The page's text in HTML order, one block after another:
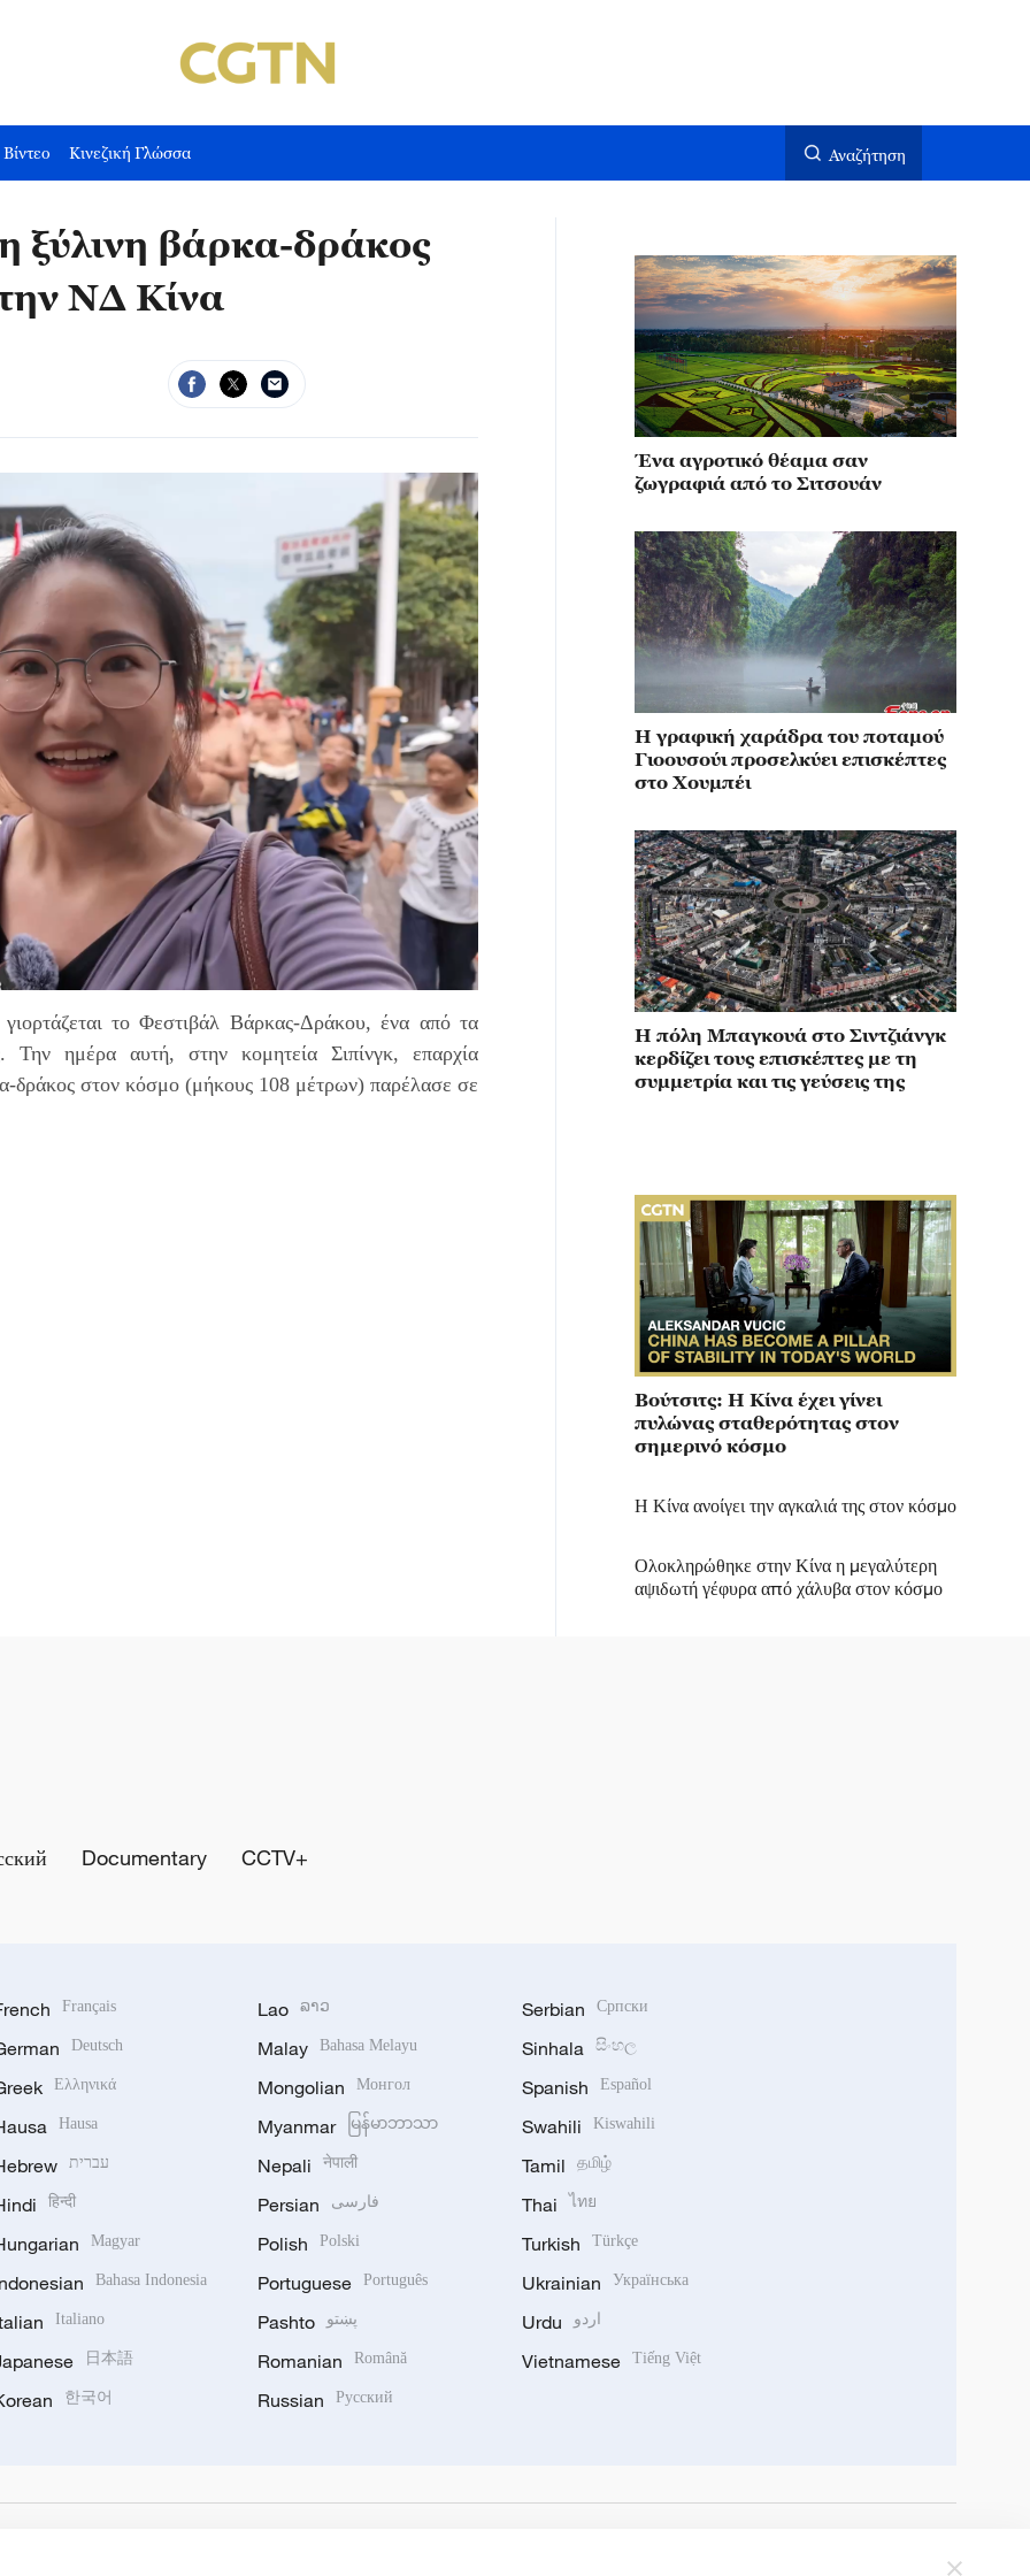
Βίντεο Κινεζική Γλώσσα Αναζήτηση
ξύλινη βάρκα-δράκος
ΝΔ Κίνα
το Φεστιβάλ Βάρκας-Δράκου, ένα από τα
Την ημέρα αυτή, στην κομητεία Σιπίνγκ, επαρχία
δράκος στον κόσμο (μήκους 108 μέτρων) παρέλασε σε
Ένα αγροτικό θέαμα σαν
ζωγραφιά από το Σιτσουάν
Η γραφική χαράδρα του ποταμού
Γιοουσούι προσελκύει επισκέπτες
στο Χουμπέι
Η πόλη Μπαγκουά στο Σιντζιάνγκ
κερδίζει τους επισκέπτες με τη
συμμετρία και τις γεύσεις της
Βούτσιτς: Η Κίνα έχει γίνει
πυλώνας σταθερότητας στον
σημερινό κόσμο
Η Κίνα ανοίγει την αγκαλιά της στον κόσμο
Ολοκληρώθηκε στην Κίνα η μεγαλύτερη
αψιδωτή γέφυρα από χάλυβα στον κόσμο
Documentary CCTV+
Français
Deutsch
Ελληνικά
Hausa
עברית
हिन्दी
Magyar
Bahasa Indonesia
Italiano
日本語
한국어
Lao ລາວ
Malay Bahasa Melayu
Mongolian Монгол
Myanmar မြန်မာဘာသာ
Nepali नेपाली
Persian فارسی
Polish Polski
Portuguese Português
Pashto پښتو
Romanian Română
Russian Русский
Serbian Српски
Sinhala සිංහල
Spanish Español
Swahili Kiswahili
Tamil தமிழ்
Thai ไทย
Turkish Türkçe
Ukrainian Українська
Urdu اردو
Vietnamese Tiếng Việt